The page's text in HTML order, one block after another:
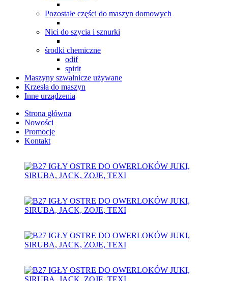
Pozostałe części do maszyn domowych
Nici do szycia i sznurki
środki chemiczne
odif
spirit
Maszyny szwalnicze używane
Krzesła do maszyn
Inne urządzenia
Strona główna
Nowości
Promocje
Kontakt